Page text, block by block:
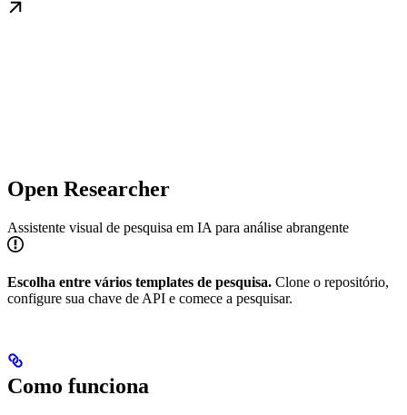
Open Researcher
Assistente visual de pesquisa em IA para análise abrangente
Escolha entre vários templates de pesquisa. Clone o repositório,
configure sua chave de API e comece a pesquisar.
Como funciona